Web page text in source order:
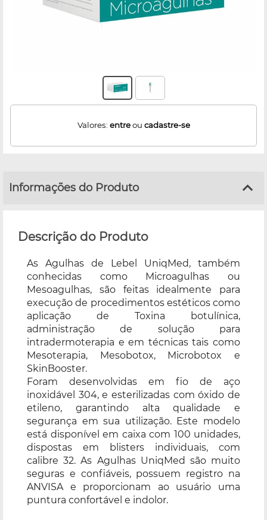
Valores: entreou cadastre-se
Informações do Produto
Descrição do Produto
As Agulhas de Lebel UniqMed, também
conhecidas como Microagulhas ou
Mesoagulhas, são feitas idealmente para
execução de procedimentos estéticos como
aplicação de Toxina botulínica,
administração de solução para
intradermoterapia e em técnicas tais como
Mesoterapia, Mesobotox, Microbotox e
SkinBooster.
Foram desenvolvidas em fio de aço
inoxidável 304, e esterilizadas com óxido de
etileno, garantindo alta qualidade e
segurança em sua utilização. Este modelo
está disponível em caixa com 100 unidades,
dispostas em blisters individuais, com
calibre 32. As Agulhas UniqMed são muito
seguras e confiáveis, possuem registro na
ANVISA e proporcionam ao usuário uma
puntura confortável e indolor.